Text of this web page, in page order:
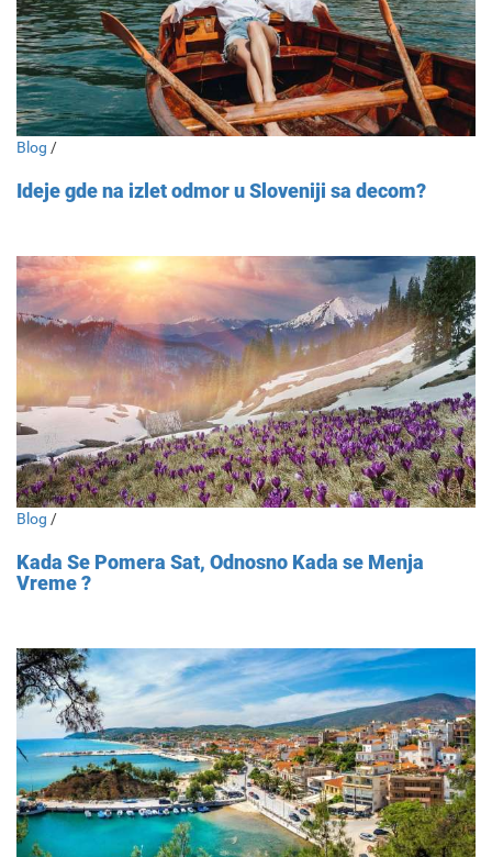
Blog /
Ideje gde na izlet odmor u Sloveniji sa decom?
Blog /
Kada Se Pomera Sat, Odnosno Kada se Menja
Vreme ?